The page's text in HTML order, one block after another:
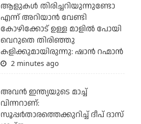
ആളുകൾ തിരിച്ചറിയുന്നുണ്ടോ
എന്ന് അറിയാൻ വേണ്ടി
കോഴിക്കോട് ഉള്ള മാളിൽ പോയി
വെറുതെ തിരിഞ്ഞു
കളിക്കുമായിരുന്നു: ഷാൻ റഹ്മാൻ
2 minutes ago
അവന്‍ ഇന്ത്യയുടെ മാച്ച്
വിന്നറാണ്:
സൂപ്പര്‍താരത്തെക്കുറിച്ച് ദീപ് ദാസ്